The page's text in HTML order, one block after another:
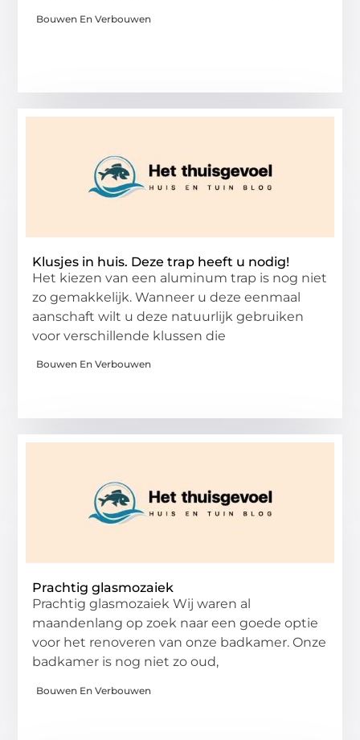
Bouwen En Verbouwen
Klusjes in huis. Deze trap heeft u nodig!
Het kiezen van een aluminum trap is nog niet
zo gemakkelijk. Wanneer u deze eenmaal
aanschaft wilt u deze natuurlijk gebruiken
voor verschillende klussen die
Bouwen En Verbouwen
Prachtig glasmozaiek
Prachtig glasmozaiek Wij waren al
maandenlang op zoek naar een goede optie
voor het renoveren van onze badkamer. Onze
badkamer is nog niet zo oud,
Bouwen En Verbouwen